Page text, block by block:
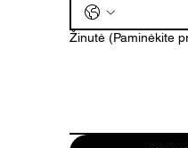
Žinutė (Paminėkite